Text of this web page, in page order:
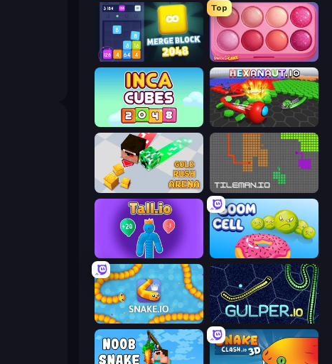
Merge Block 2048
Top
Piece of Cake: Merge and Bake
Inca Cubes 2048 Hexanaut.io
Gold Rush Arena TileMan.io
Tall.io Boom Cell
Snake.io Gulper.io